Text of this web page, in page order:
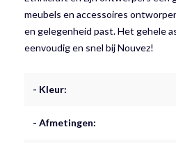
meubels en accessoires
en gelegenheid past. Het gehele
eenvoudig en snel bij Nouvez!
- Kleur:
- Afmetingen: